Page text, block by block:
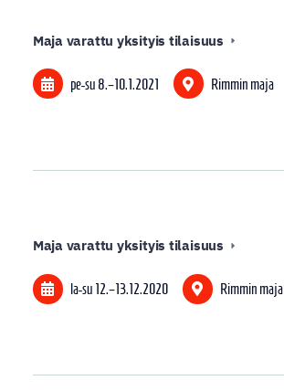
Maja varattu yksityis tilaisuus
pe-su 8.–10.1.2021 Rimmin maja
Maja varattu yksityis tilaisuus
la-su 12.–13.12.2020 Rimmin maja